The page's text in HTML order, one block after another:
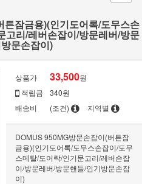
잠금용)(인기도어록/도무스손
고리/레버손잡이/방문레버/방문
문손잡이)
상품가 33,500원
적립금
340원
배송비
(조건) 지역별
DOMUS 950MG방문손잡이(버튼잠
금용)(인기도어록/도무스손잡이/도무
스메탈/도어락/인기문고리/레버손잡
이/방문레버/방문핸들/인기방문손잡
이)